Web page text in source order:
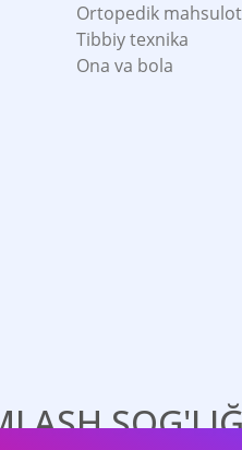
Ortopedik
Tibbiy texnika
Ona va bola